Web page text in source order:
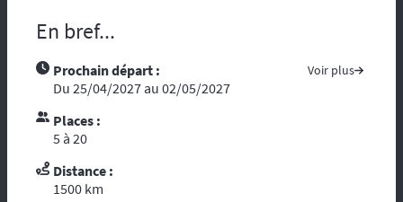
En bref...
Prochain départ : Voir plus
Du 25/04/2027 au 02/05/2027
Places :
5 à 20
Distance :
1500 km
disponibles sur les pays traversés, prenez
le Guide du Routard ». Et par ces temps de
crise mondiale, consultez le site du ministère
voyageurs »
conseillé voire indispensable de se munir
d’un téléphone ou d’une balise satellitaire.